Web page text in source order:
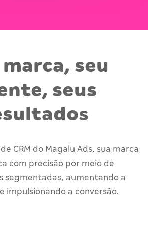
marca, seu
seus
s
CRM do Magalu Ads, sua marca
com precisão por meio de
segmentadas, aumentando a
impulsionando a conversão.